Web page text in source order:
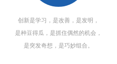
创新是学习，是改善，是发明，
是种豆得瓜，是抓住偶然的机会，
是突发奇想，是巧妙组合。